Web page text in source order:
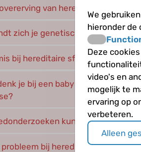
van hereditaire
zich je genetisch materiaal?
bij hereditaire sferocytose?
je bij een baby of kind aan
kunnen worden
probleem bij hereditaire
We
hieronder de
Deze
video's en
mogelijk te
ervaring op
verbeteren.
Alleen